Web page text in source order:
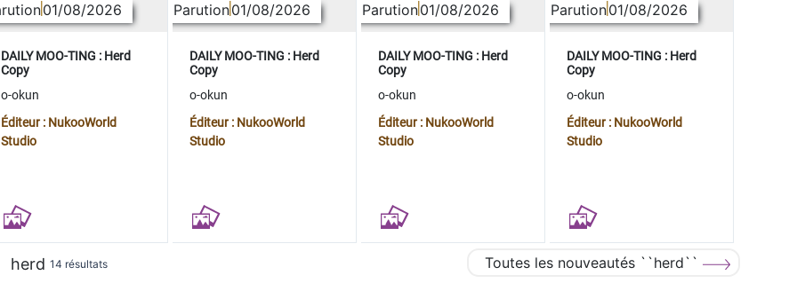
01/08/2026
DAILY MOO-TING : Herd
Copy
o-okun
Éditeur : NukooWorld
Studio
Parution01/08/2026
DAILY MOO-TING : Herd
Copy
o-okun
Éditeur : NukooWorld
Studio
Parution01/08/2026
DAILY MOO-TING : Herd
Copy
o-okun
Éditeur : NukooWorld
Studio
Parution01/08/2026
DAILY MOO-TING : Herd
Copy
o-okun
Éditeur : NukooWorld
Studio
herd 14 résultats Toutes les nouveautés ``herd``